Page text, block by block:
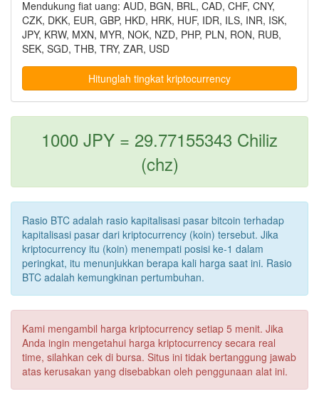
Mendukung fiat uang: AUD, BGN, BRL, CAD, CHF, CNY,
CZK, DKK, EUR, GBP, HKD, HRK, HUF, IDR, ILS, INR, ISK,
JPY, KRW, MXN, MYR, NOK, NZD, PHP, PLN, RON, RUB,
SEK, SGD, THB, TRY, ZAR, USD
1000 JPY = 29.77155343 Chiliz
(chz)
Rasio BTC adalah rasio kapitalisasi pasar bitcoin terhadap
kapitalisasi pasar dari kriptocurrency (koin) tersebut. Jika
kriptocurrency itu (koin) menempati posisi ke-1 dalam
peringkat, itu menunjukkan berapa kali harga saat ini. Rasio
BTC adalah kemungkinan pertumbuhan.
Kami mengambil harga kriptocurrency setiap 5 menit. Jika
Anda ingin mengetahui harga kriptocurrency secara real
time, silahkan cek di bursa. Situs ini tidak bertanggung jawab
atas kerusakan yang disebabkan oleh penggunaan alat ini.